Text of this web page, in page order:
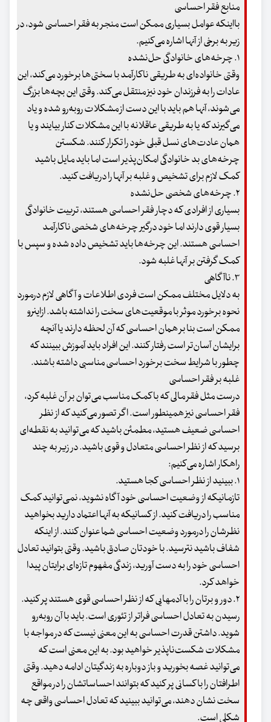
منابع فقر احساسی
بااینکه عوامل بسیاری ممکن است منجر به فقر احساسی شود، در
زیر به برخی از آنها اشاره می‌کنیم.
۱. چرخه‌های خانوادگی حل‌نشده
وقتی خانواده‌ای به طریقی ناکارآمد با سختی‌ها برخورد می‌کند، این
عادات را به فرزندان خود نیز منتقل می‌کند. وقتی این بچه‌ها بزرگ
می‌شوند، آنها هم باید با این دست از مشکلات روبه‌رو شده و یاد
می‌گیرند که یا به طریقی عاقلانه با این مشکلات کنار بیایند و یا
همان عادت‌های نسل قبلی خود را تکرار کنند. شکستن
چرخه‌های بد خانوادگی امکان‌پذیر است اما باید مایل باشید
کمک لازم برای تشخیص و غلبه بر آنها را دریافت کنید.
۲. چرخه‌های شخصی حل‌نشده
بسیاری از افرادی که دچار فقر احساسی هستند، تربیت خانوادگی
بسیار قوی دارند اما خود درگیر چرخه‌های شخصی ناکارآمد
احساسی هستند. این چرخه‌ها باید تشخیص داده شده و سپس با
کمک گرفتن بر آنها غلبه شود.
۳. ناآگاهی
به دلایل مختلف ممکن است فردی اطلاعات و آگاهی لازم درمورد
نحوه برخورد موثر با موقعیت‌های سخت را نداشته باشد. ازاینرو
ممکن است بنا بر همان احساسی که آن لحظه دارند یا آنچه
برایشان آسان‌تر است رفتار کنند. این افراد باید آموزش ببینند که
چطور با شرایط سخت برخورد احساسی مناسبی داشته باشند.
غلبه بر فقر احساسی
درست مثل فقر مالی که با کمک مناسب می‌توان بر آن غلبه کرد،
فقر احساسی نیز همینطور است. اگر تصور می‌کنید که از نظر
احساسی ضعیف هستید، مطمئن باشید که می‌توانید به نقطه‌ای
برسید که از نظر احساسی متعادل و قوی باشید. در زیر به چند
راهکار اشاره می‌کنیم:
۱. ببینید از نظر احساسی کجا هستید.
تازمانیکه از وضعیت احساسی خود آگاه نشوید، نمی‌توانید کمک
مناسب را دریافت کنید. از کسانیکه به آنها اعتماد دارید بخواهید
نظرشان را درمورد وضعیت احساسی شما عنوان کنند. از اینکه
شفاف باشید نترسید. با خودتان صادق باشید. وقتی بتوانید تعادل
احساسی خود را به دست آورید، زندگی مفهوم تازه‌ای برایتان پیدا
خواهد کرد.
۲. دور و برتان را با آدمهایی که از نظر احساسی قوی هستند پر کنید.
رسیدن به تعادل احساسی فراتر از تئوری است. باید با آن روبه‌رو
شوید. داشتن قدرت احساسی به این معنی نیست که در مواجه با
مشکلات شکست‌ناپذیر خواهید بود. به این معنی است که
می‌توانید غصه بخورید و باز دوباره به زندگیتان ادامه دهید. وقتی
اطرافتان را با کسانی پر کنید که بتوانند احساساتشان را در مواقع
سخت نشان دهند، می‌توانید ببینید که تعادل احساسی واقعی چه
شکلی است.